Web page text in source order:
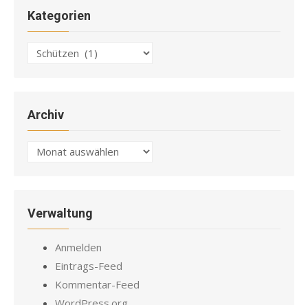
Kategorien
Kategorien
Archiv
Archiv
Verwaltung
Anmelden
Eintrags-Feed
Kommentar-Feed